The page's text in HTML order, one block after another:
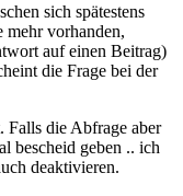
sich spätestens
mehr vorhanden,
auf einen Beitrag)
die Frage bei der
Falls die Abfrage aber
bescheid geben .. ich
deaktivieren.